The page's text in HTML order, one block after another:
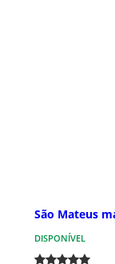
São Mateus
DISPONÍVEL